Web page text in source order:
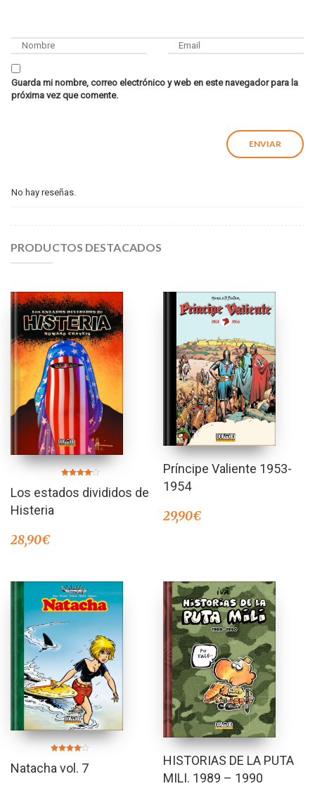
Guarda mi nombre, correo electrónico y web en este navegador para la
próxima vez que comente.
No hay reseñas.
PRODUCTOS DESTACADOS
en
4.00
Los estados divididos de
Histeria
28,90€
Príncipe Valiente 1953-
1954
29,90€
en
4.00
Natacha vol. 7
HISTORIAS DE LA PUTA
MILI. 1989 – 1990